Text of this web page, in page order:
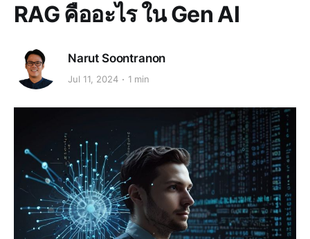
RAG คืออะไร ใน Gen AI
Narut Soontranon
Jul 11, 2024 1 min